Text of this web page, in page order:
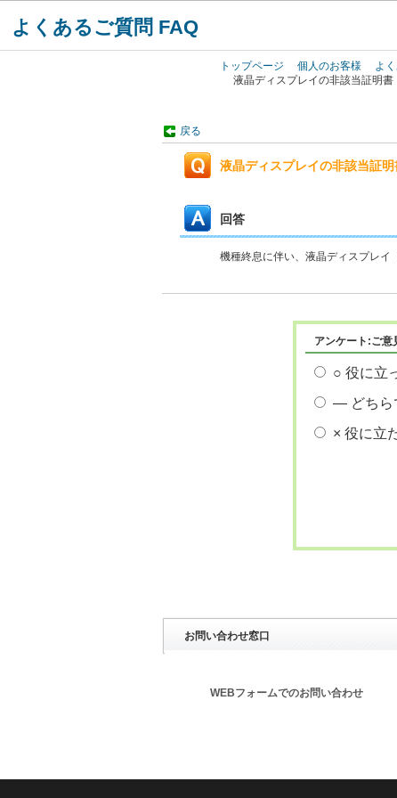
よくあるご質問 FAQ
トップページ 個人のお客様 よ
液晶ディスプレイの非該当証明
戻る
液晶ディスプレイの非該当証
回答
機種終息に伴い、液晶ディスプレイ
アンケート:ご意
○ 役に立
― どちら
× 役に立
お問い合わせ窓口
WEBフォームでのお問い合わせ